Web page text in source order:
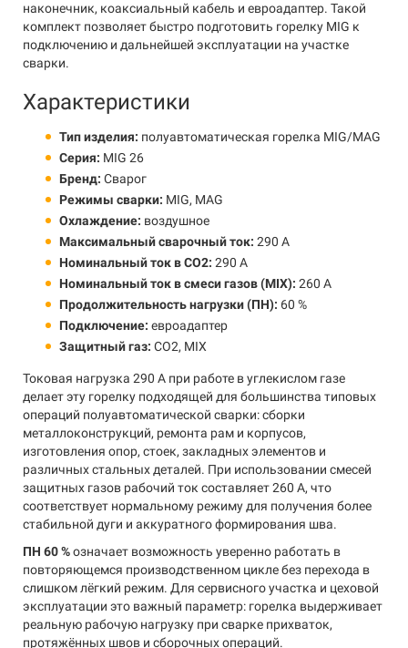
наконечник, коаксиальный кабель и евроадаптер. Такой
комплект позволяет быстро подготовить горелку MIG к
подключению и дальнейшей эксплуатации на участке
сварки.
Характеристики
Тип изделия: полуавтоматическая горелка MIG/MAG
Серия: MIG 26
Бренд: Сварог
Режимы сварки: MIG, MAG
Охлаждение: воздушное
Максимальный сварочный ток: 290 А
Номинальный ток в CO2: 290 А
Номинальный ток в смеси газов (MIX): 260 А
Продолжительность нагрузки (ПН): 60 %
Подключение: евроадаптер
Защитный газ: CO2, MIX
Токовая нагрузка 290 А при работе в углекислом газе
делает эту горелку подходящей для большинства типовых
операций полуавтоматической сварки: сборки
металлоконструкций, ремонта рам и корпусов,
изготовления опор, стоек, закладных элементов и
различных стальных деталей. При использовании смесей
защитных газов рабочий ток составляет 260 А, что
соответствует нормальному режиму для получения более
стабильной дуги и аккуратного формирования шва.
ПН 60 %означает возможность уверенно работать в
повторяющемся производственном цикле без перехода в
слишком лёгкий режим. Для сервисного участка и цеховой
эксплуатации это важный параметр: горелка выдерживает
реальную рабочую нагрузку при сварке прихваток,
протяжённых швов и сборочных операций.